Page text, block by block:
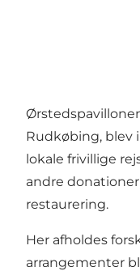
Rudkøbing, blev
lokale frivillige
andre
restaurering.
Her afholdes
arrangementer